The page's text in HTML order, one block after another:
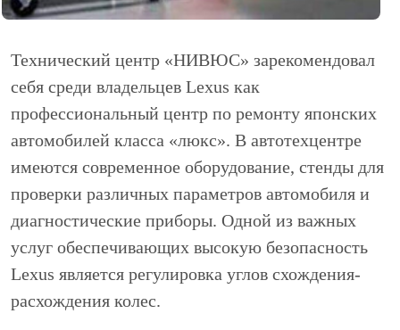
Технический центр «НИВЮС» зарекомендовал
себя среди владельцев Lexus как
профессиональный центр по ремонту японских
автомобилей класса «люкс». В автотехцентре
имеются современное оборудование, стенды для
проверки различных параметров автомобиля и
диагностические приборы. Одной из важных
услуг обеспечивающих высокую безопасность
Lexus является регулировка углов схождения-
расхождения колес.